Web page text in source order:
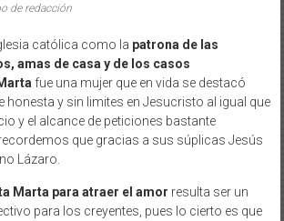
de redacción
católica como la patrona de las
amas de casa y de los casos
fue una mujer que en vida se destacó
honesta y sin limites en Jesucristo al igual que
y el alcance de peticiones bastante
que gracias a sus súplicas Jesús
Lázaro.
Marta para atraer el amor resulta ser un
para los creyentes, pues lo cierto es que